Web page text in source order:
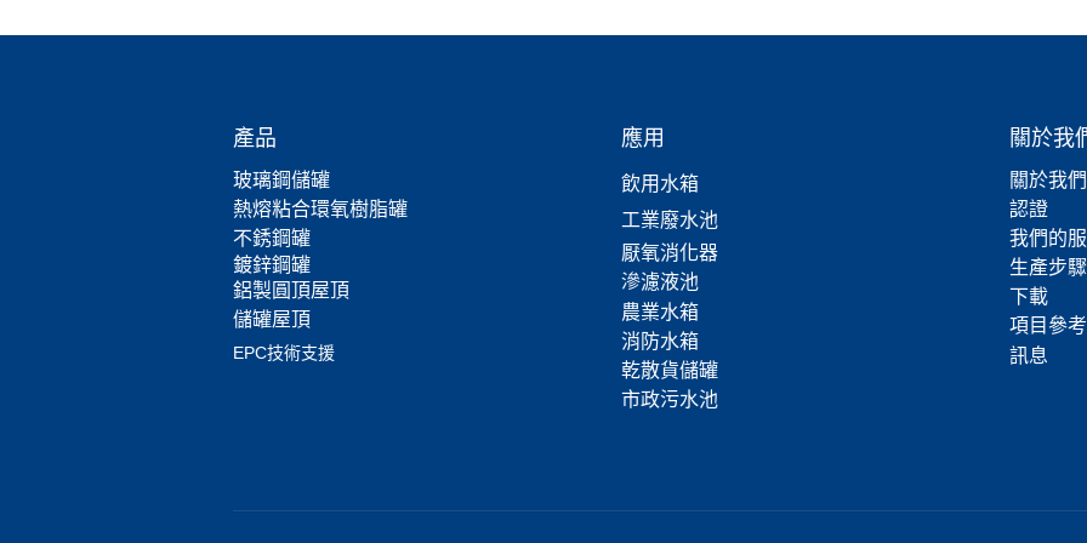
產品
玻璃鋼儲罐
熱熔粘合環氧樹脂罐
不銹鋼罐
鍍鋅鋼罐
鋁製圓頂屋頂
儲罐屋頂
EPC技術支援
應用
飲用水箱
工業廢水池
厭氧消化器
滲濾液池
農業水箱
消防水箱
乾散貨儲罐
市政污水池
關於我
關於我們
認證
我們的
生產步驟
下載
項目參考
訊息